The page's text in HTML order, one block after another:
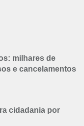
milhares de
e cancelamentos
cidadania por